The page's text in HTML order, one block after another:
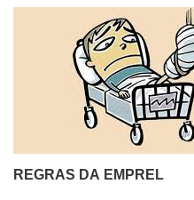
GOVERNANÇA
ATAS DE REGISTRO DE
REGRAS DA EMPREL